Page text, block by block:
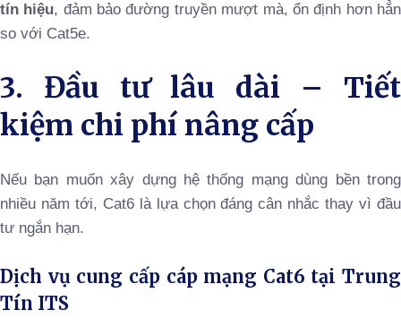
tín hiệu, đảm bảo đường truyền mượt mà, ổn định hơn hẳn
so với Cat5e.
3. Đầu tư lâu dài – Tiết
kiệm chi phí nâng cấp
Nếu bạn muốn xây dựng hệ thống mạng dùng bền trong
nhiều năm tới, Cat6 là lựa chọn đáng cân nhắc thay vì đầu
tư ngắn hạn.
Dịch vụ cung cấp cáp mạng Cat6 tại Trung
Tín ITS